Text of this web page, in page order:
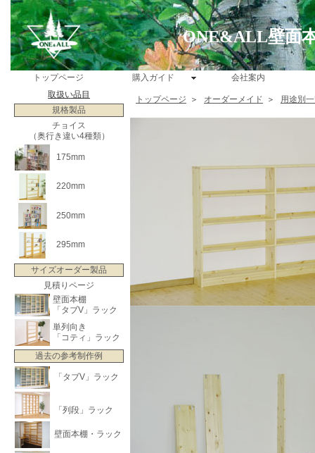
ONE&ALL壁面
トップページ 購入ガイド
会社案内
取扱い品目
規格製品
チョイス
（奥行き違い4種類）
175mm
220mm
250mm
295mm
サイズオーダー製品
見積りページ
壁面本棚
「タブV」ラック
単列向き
「コティ」ラック
過去の参考制作例
「タブV」ラック
「列段」ラック
壁面本棚・ラック
トップページ ＞ オーダーメイド ＞ 用途別